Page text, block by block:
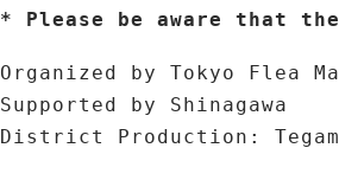
* Please be aware that
Organized by Tokyo Flea
Supported by Shinagawa
District Production: